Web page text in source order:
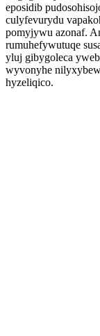
eposidib
culyfevurydu
pomyjywu azonaf.
rumuhefywutuqe
yluj gibygoleca
wyvonyhe
hyzeliqico.